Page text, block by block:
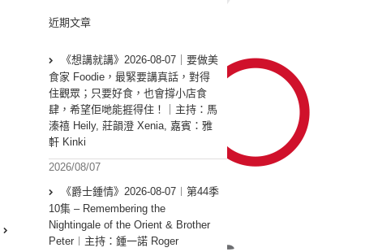
近期文章
《想講就講》2026-08-07｜要做美
食家 Foodie，最緊要講真話，對得
住觀眾；只要好食，也會撐小店食
肆，希望佢哋能捱得住！｜主持：馬
溱禧 Heily, 莊韻澄 Xenia, 嘉賓：雅
軒 Kinki
2026/08/07
《爵士鍾情》2026-08-07︱第44季
10集 – Remembering the
Nightingale of the Orient & Brother
Peter︱主持：鍾一諾 Roger